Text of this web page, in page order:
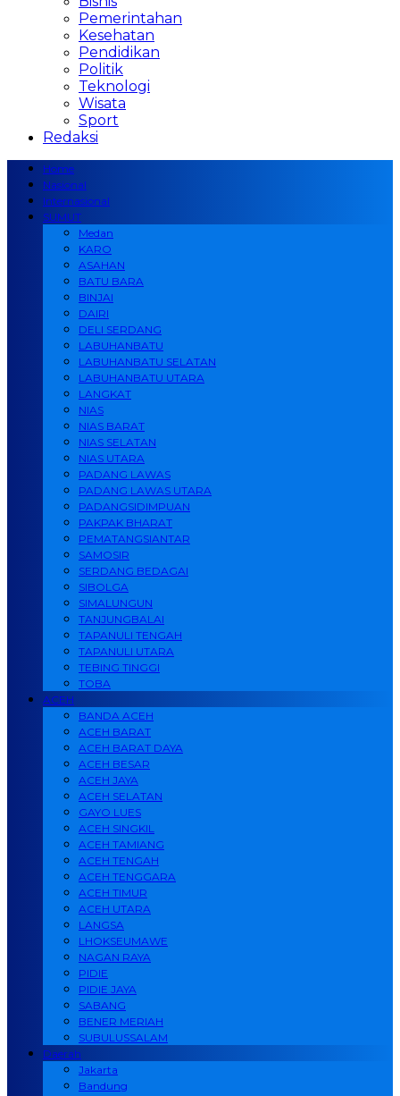
Pemerintahan
Kesehatan
Pendidikan
Politik
Teknologi
Wisata
Sport
Redaksi
Home
Nasional
Internasional
SUMUT
Medan
KARO
ASAHAN
BATU BARA
BINJAI
DAIRI
DELI SERDANG
LABUHANBATU
LABUHANBATU SELATAN
LABUHANBATU UTARA
LANGKAT
NIAS
NIAS BARAT
NIAS SELATAN
NIAS UTARA
PADANG LAWAS
PADANG LAWAS UTARA
PADANGSIDIMPUAN
PAKPAK BHARAT
PEMATANGSIANTAR
SAMOSIR
SERDANG BEDAGAI
SIBOLGA
SIMALUNGUN
TANJUNGBALAI
TAPANULI TENGAH
TAPANULI UTARA
TEBING TINGGI
TOBA
ACEH
BANDA ACEH
ACEH BARAT
ACEH BARAT DAYA
ACEH BESAR
ACEH JAYA
ACEH SELATAN
GAYO LUES
ACEH SINGKIL
ACEH TAMIANG
ACEH TENGAH
ACEH TENGGARA
ACEH TIMUR
ACEH UTARA
LANGSA
LHOKSEUMAWE
NAGAN RAYA
PIDIE
PIDIE JAYA
SABANG
BENER MERIAH
SUBULUSSALAM
Daerah
Jakarta
Bandung